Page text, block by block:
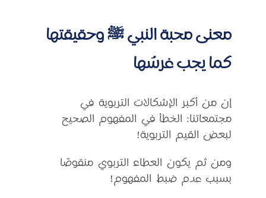
معنى محبة النبي ﷺ وحقيقتها
كما يجب غرسُها
إن من أكبر الإشكالات التربوية في
مجتمعاتنا: الخطأ في المفهوم الصحيح
لبعض القيم التربوية!
ومن ثم يكون العطاء التربوي منقوصًا
بسبب عدم ضبط المفهوم!